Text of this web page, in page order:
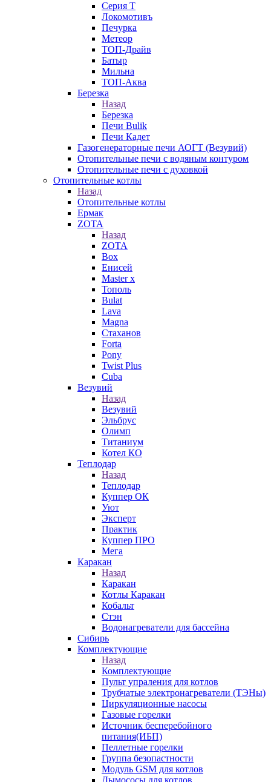
Серия Т
Локомотивъ
Печурка
Метеор
ТОП-Драйв
Батыр
Мильна
ТОП-Аква
Березка
Назад
Березка
Печи Bulik
Печи Кадет
Газогенераторные печи АОГТ (Везувий)
Отопительные печи с водяным контуром
Отопительные печи с духовкой
Отопительные котлы
Назад
Отопительные котлы
Ермак
ZOTA
Назад
ZOTA
Box
Енисей
Master x
Тополь
Bulat
Lava
Magna
Стаханов
Forta
Pony
Twist Plus
Cuba
Везувий
Назад
Везувий
Эльбрус
Олимп
Титаниум
Котел КО
Теплодар
Назад
Теплодар
Куппер ОК
Уют
Эксперт
Практик
Куппер ПРО
Мега
Каракан
Назад
Каракан
Котлы Каракан
Кобальт
Стэн
Водонагреватели для бассейна
Сибирь
Комплектующие
Назад
Комплектующие
Пульт упраления для котлов
Трубчатые электронагреватели (ТЭНы)
Циркуляционные насосы
Газовые горелки
Источник бесперебойного
питания(ИБП)
Пеллетные горелки
Группа безопастности
Модуль GSM для котлов
Дымососы для котлов